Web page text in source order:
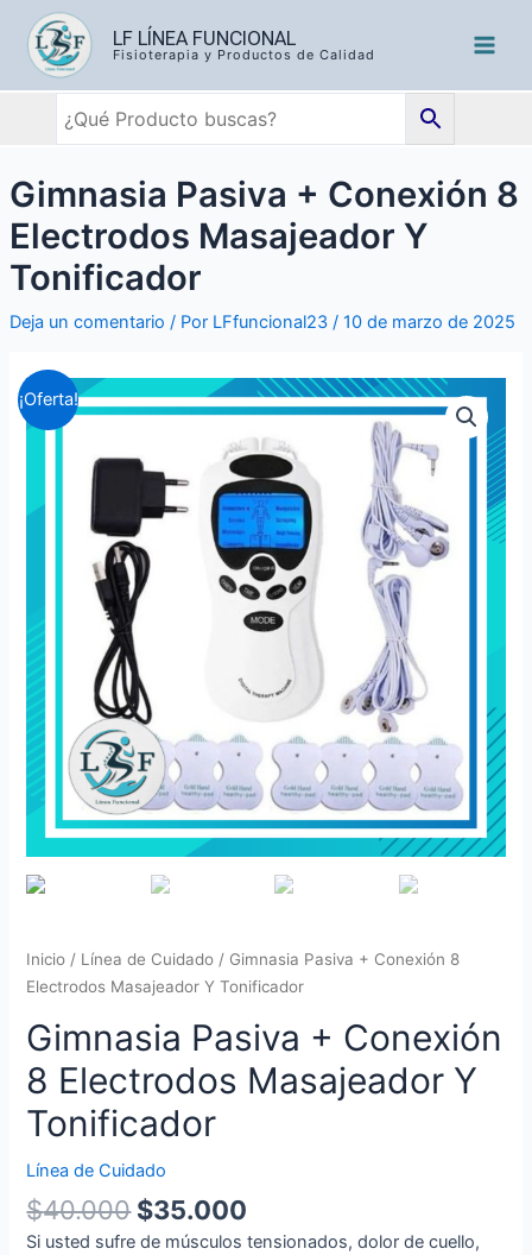
LF LÍNEA FUNCIONAL
Fisioterapia y Productos de Calidad
Gimnasia Pasiva + Conexión 8
Electrodos Masajeador Y
Tonificador
Deja un comentario / Por LFfuncional23 / 10 de marzo de 2025
¡Oferta!
Inicio / Línea de Cuidado / Gimnasia Pasiva + Conexión 8
Electrodos Masajeador Y Tonificador
Gimnasia Pasiva + Conexión
8 Electrodos Masajeador Y
Tonificador
Línea de Cuidado
$40.000 $35.000
Si usted sufre de músculos tensionados, dolor de cuello,